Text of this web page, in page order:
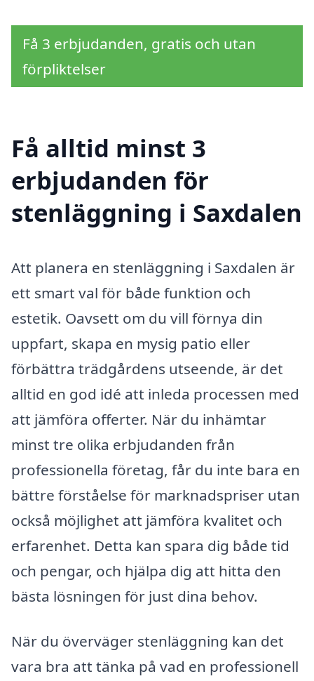
Få 3 erbjudanden, gratis och utan
förpliktelser
Få alltid minst 3
erbjudanden för
stenläggning i Saxdalen
Att planera en stenläggning i Saxdalen är
ett smart val för både funktion och
estetik. Oavsett om du vill förnya din
uppfart, skapa en mysig patio eller
förbättra trädgårdens utseende, är det
alltid en god idé att inleda processen med
att jämföra offerter. När du inhämtar
minst tre olika erbjudanden från
professionella företag, får du inte bara en
bättre förståelse för marknadspriser utan
också möjlighet att jämföra kvalitet och
erfarenhet. Detta kan spara dig både tid
och pengar, och hjälpa dig att hitta den
bästa lösningen för just dina behov.
När du överväger stenläggning kan det
vara bra att tänka på vad en professionell